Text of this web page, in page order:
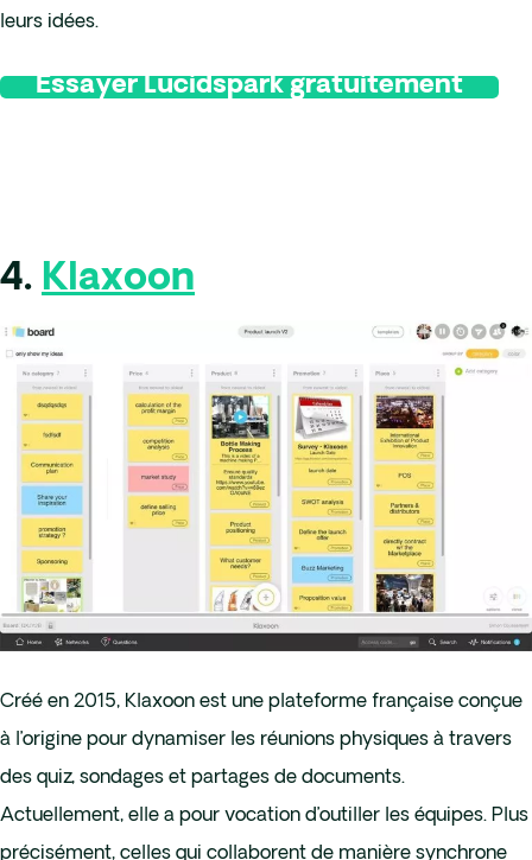
leurs idées.
Essayer Lucidspark gratuitement
4. Klaxoon
Créé en 2015, Klaxoon est une plateforme française conçue
à l’origine pour dynamiser les réunions physiques à travers
des quiz, sondages et partages de documents.
Actuellement, elle a pour vocation d’outiller les équipes. Plus
précisément, celles qui collaborent de manière synchrone